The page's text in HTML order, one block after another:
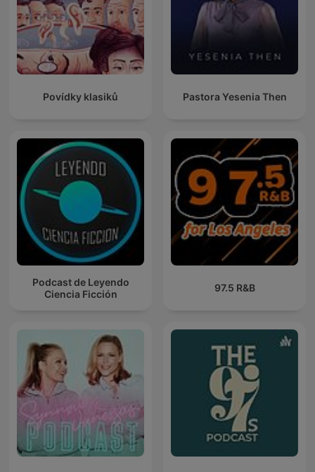
Povídky klasiků Pastora Yesenia Then
Podcast de Leyendo
Ciencia Ficción
97.5 R&B